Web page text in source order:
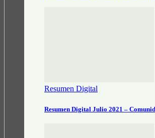
Resumen Digital
Resumen Digital Julio 2021 –